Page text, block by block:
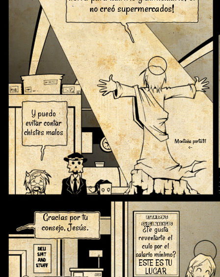
no creó supermercados!
Y puedo
evitar contar
chistes malos
Montaña portátil
<-
Gracias por tu
consejo, Jesús.
¿Te gusta
reventarte el
culo por el
salario mínimo?
ESTE ES TU
LUGAR